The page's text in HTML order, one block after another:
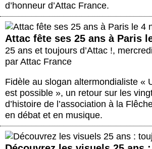
d’honneur d’Attac France.
Attac fête ses 25 ans à Paris
25 ans et toujours d’Attac !,
par Attac France
Fidèle au slogan altermondialiste «
est possible », un retour sur les
d’histoire de l’association à la
en débat et en musique.